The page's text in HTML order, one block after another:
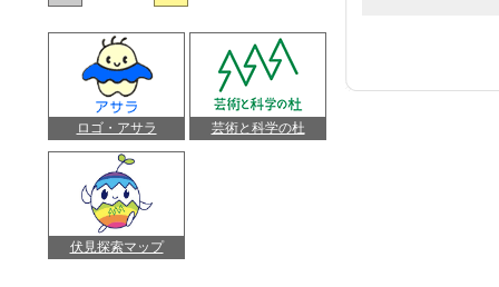
ロゴ・アサラ 芸術と科学の杜
伏見探索マップ